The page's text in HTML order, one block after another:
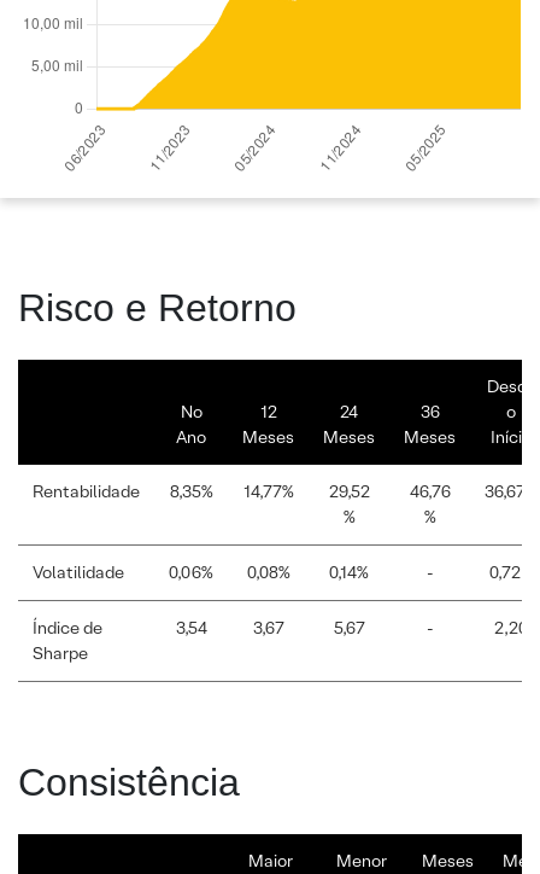
Risco e Retorno
No
Ano
12
Meses
24
Meses
36
Meses
Desde
o
Início
Rentabilidade 8,35% 14,77%
29,52
%
46,76
%
36,67%
Volatilidade 0,06% 0,08% 0,14% - 0,72%
Índice de
Sharpe
3,54 3,67 5,67 - 2,20
Consistência
Maior
Menor
Meses